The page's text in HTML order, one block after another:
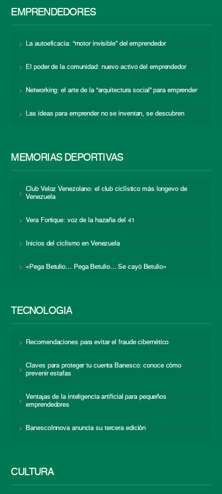
EMPRENDEDORES
La autoeficacia: “motor invisible” del emprendedor
El poder de la comunidad: nuevo activo del emprendedor
Networking: el arte de la “arquitectura social” para emprender
Las ideas para emprender no se inventan, se descubren
MEMORIAS DEPORTIVAS
Club Veloz Venezolano: el club ciclístico más longevo de
Venezuela
Vera Fortique: voz de la hazaña del 41
Inicios del ciclismo en Venezuela
«Pega Betulio… Pega Betulio… Se cayó Betulio»
TECNOLOGÍA
Recomendaciones para evitar el fraude cibernético
Claves para proteger tu cuenta Banesco: conoce cómo
prevenir estafas
Ventajas de la inteligencia artificial para pequeños
emprendedores
BanescoInnova anuncia su tercera edición
CULTURA